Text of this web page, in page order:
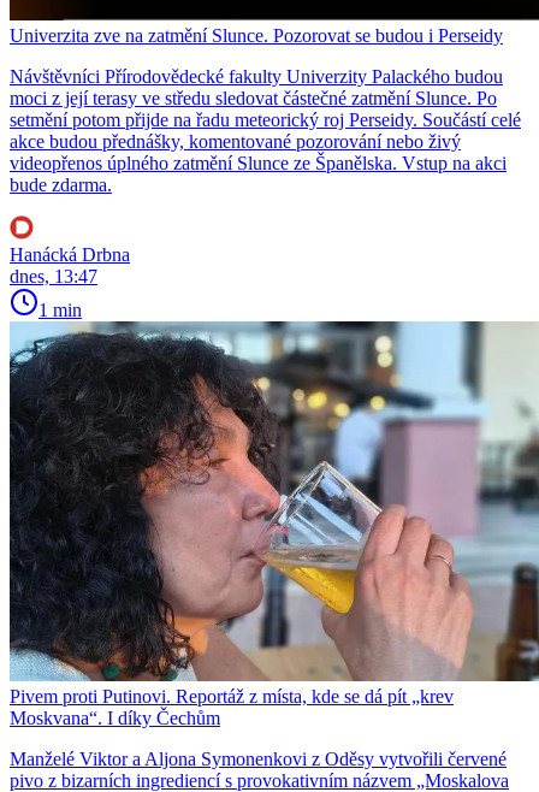
Univerzita zve na zatmění Slunce. Pozorovat se budou i Perseidy
Návštěvníci Přírodovědecké fakulty Univerzity Palackého budou
moci z její terasy ve středu sledovat částečné zatmění Slunce. Po
setmění potom přijde na řadu meteorický roj Perseidy. Součástí celé
akce budou přednášky, komentované pozorování nebo živý
videopřenos úplného zatmění Slunce ze Španělska. Vstup na akci
bude zdarma.
Hanácká Drbna
dnes, 13:47
1 min
Pivem proti Putinovi. Reportáž z místa, kde se dá pít „krev
Moskvana“. I díky Čechům
Manželé Viktor a Aljona Symonenkovi z Oděsy vytvořili červené
pivo z bizarních ingrediencí s provokativním názvem „Moskalova